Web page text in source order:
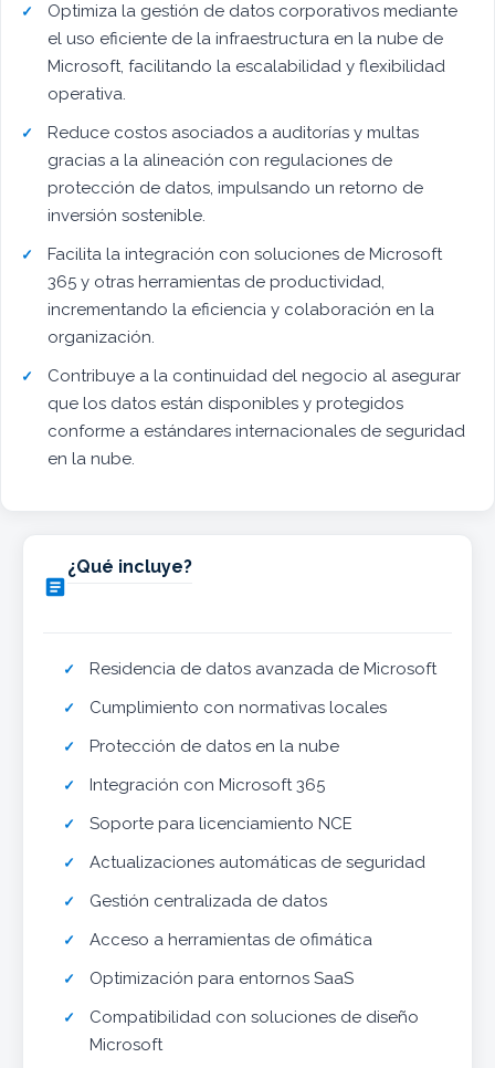
Optimiza la gestión de datos corporativos mediante
el uso eficiente de la infraestructura en la nube de
Microsoft, facilitando la escalabilidad y flexibilidad
operativa.
Reduce costos asociados a auditorías y multas
gracias a la alineación con regulaciones de
protección de datos, impulsando un retorno de
inversión sostenible.
Facilita la integración con soluciones de Microsoft
365 y otras herramientas de productividad,
incrementando la eficiencia y colaboración en la
organización.
Contribuye a la continuidad del negocio al asegurar
que los datos están disponibles y protegidos
conforme a estándares internacionales de seguridad
en la nube.

¿Qué incluye?
Residencia de datos avanzada de Microsoft
Cumplimiento con normativas locales
Protección de datos en la nube
Integración con Microsoft 365
Soporte para licenciamiento NCE
Actualizaciones automáticas de seguridad
Gestión centralizada de datos
Acceso a herramientas de ofimática
Optimización para entornos SaaS
Compatibilidad con soluciones de diseño
Microsoft